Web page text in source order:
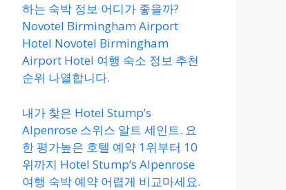
하는 숙박 정보 어디가 좋을까?
Novotel Birmingham Airport
Hotel Novotel Birmingham
Airport Hotel 여행 숙소 정보 추천
순위 나열합니다.
내가 찾은 Hotel Stump’s
Alpenrose 스위스 알트 세인트. 요
한 평가높은 호텔 예약 1위부터 10
위까지 Hotel Stump’s Alpenrose
여행 숙박 예약 어렵게 비교마세요.